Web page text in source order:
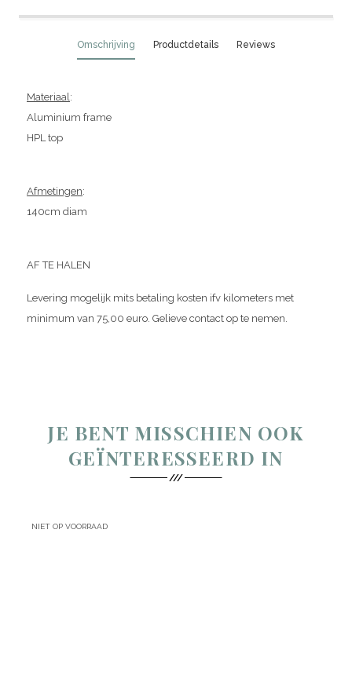
Omschrijving Productdetails Reviews
Materiaal :
Aluminium frame
HPL top
Afmetingen:
140cm diam
AF TE HALEN
Levering mogelijk mits betaling kosten ifv kilometers met
minimum van 75,00 euro. Gelieve contact op te nemen.
JE BENT MISSCHIEN OOK
GEÏNTERESSEERD IN
NIET OP VOORRAAD